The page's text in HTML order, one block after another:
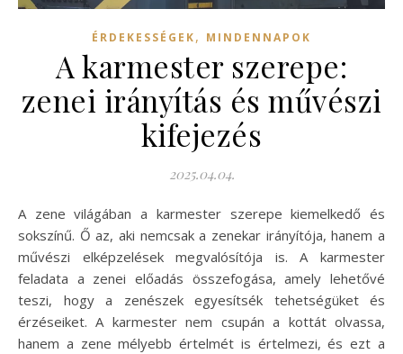
ÉRDEKESSÉGEK, MINDENNAPOK
A karmester szerepe:
zenei irányítás és művészi
kifejezés
2025.04.04.
A zene világában a karmester szerepe kiemelkedő és
sokszínű. Ő az, aki nemcsak a zenekar irányítója, hanem a
művészi elképzelések megvalósítója is. A karmester
feladata a zenei előadás összefogása, amely lehetővé
teszi, hogy a zenészek egyesítsék tehetségüket és
érzéseiket. A karmester nem csupán a kottát olvassa,
hanem a zene mélyebb értelmét is értelmezi, és ezt a